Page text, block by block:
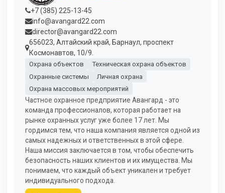
+7 (385) 225-13-45
info@avangard22.com
director@avangard22.com
656023, Алтайский край, Барнаул, проспект
Космонавтов, 10/9.
Охрана объектов
Техническая охрана объектов
Охранные системы
Личная охрана
Охрана массовых мероприятий
Частное охранное предприятие Авангард - это
команда профессионалов, которая работает на
рынке охранных услуг уже более 17 лет. Мы
гордимся тем, что наша компания является одной из
самых надежных и ответственных в этой сфере.
Наша миссия заключается в том, чтобы обеспечить
безопасность наших клиентов и их имущества. Мы
понимаем, что каждый объект уникален и требует
индивидуального подхода.